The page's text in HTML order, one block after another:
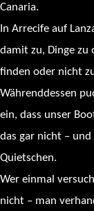
Canaria.
In Arrecife auf
damit zu, Dinge zu
finden oder nicht
Währenddessen
ein, dass unser
das gar nicht –
Quietschen.
Wer einmal
nicht – man